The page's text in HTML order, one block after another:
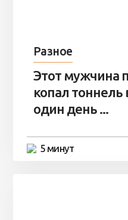
Разное
Этот мужчина
копал тоннель
один день ...
5 минут